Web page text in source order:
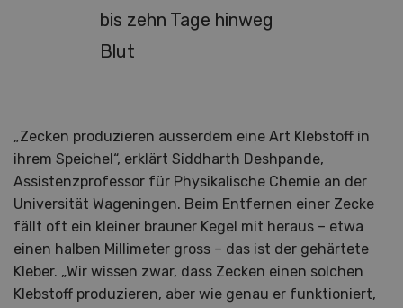
bis zehn Tage hinweg
Blut
„Zecken produzieren ausserdem eine Art Klebstoff in
ihrem Speichel“, erklärt Siddharth Deshpande,
Assistenzprofessor für Physikalische Chemie an der
Universität Wageningen. Beim Entfernen einer Zecke
fällt oft ein kleiner brauner Kegel mit heraus – etwa
einen halben Millimeter gross – das ist der gehärtete
Kleber. „Wir wissen zwar, dass Zecken einen solchen
Klebstoff produzieren, aber wie genau er funktioniert,